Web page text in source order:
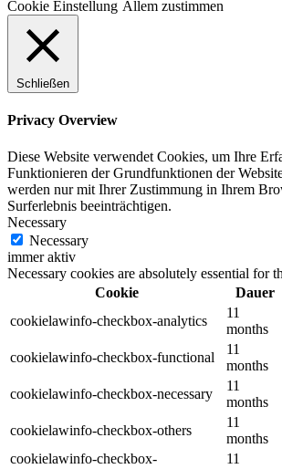
Cookie Einstellung Allem zustimmen
Schließen
Privacy Overview
Diese Website verwendet Cookies, um Ihre
Funktionieren der Grundfunktionen der
werden nur mit Ihrer Zustimmung in Ihrem
Surferlebnis beeinträchtigen.
Necessary
Necessary
immer aktiv
Necessary cookies are absolutely essential for
Cookie
Dauer
cookielawinfo-checkbox-analytics
11
months
cookielawinfo-checkbox-functional
11
months
cookielawinfo-checkbox-necessary
11
months
cookielawinfo-checkbox-others
11
months
cookielawinfo-checkbox-
11